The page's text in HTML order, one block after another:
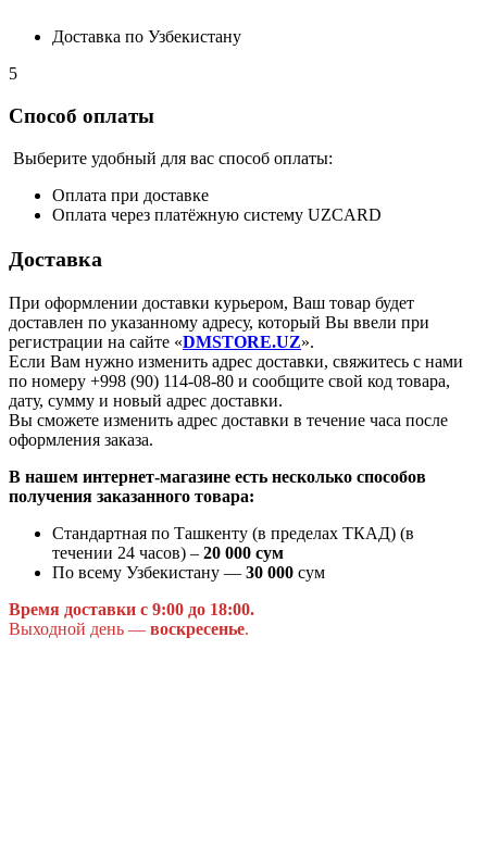
Доставка по Узбекистану
5
Способ оплаты
Выберите удобный для вас способ оплаты:
Оплата при доставке
Оплата через платёжную систему UZCARD
Доставка
При оформлении доставки курьером, Ваш товар будет
доставлен по указанному адресу, который Вы ввели при
регистрации на сайте «DMSTORE.UZ».
Если Вам нужно изменить адрес доставки, свяжитесь с нами
по номеру +998 (90) 114-08-80 и сообщите свой код товара,
дату, сумму и новый адрес доставки.
Вы сможете изменить адрес доставки в течение часа после
оформления заказа.
В нашем интернет-магазине есть несколько способов
получения заказанного товара:
Стандартная по Ташкенту (в пределах ТКАД) (в
течении 24 часов) – 20 000 сум
По всему Узбекистану — 30 000 сум
Время доставки с 9:00 до 18:00.
Выходной день — воскресенье.